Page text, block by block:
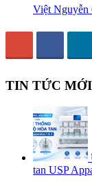
Việt Nguyễn
TIN TỨC MỚI
tan USP